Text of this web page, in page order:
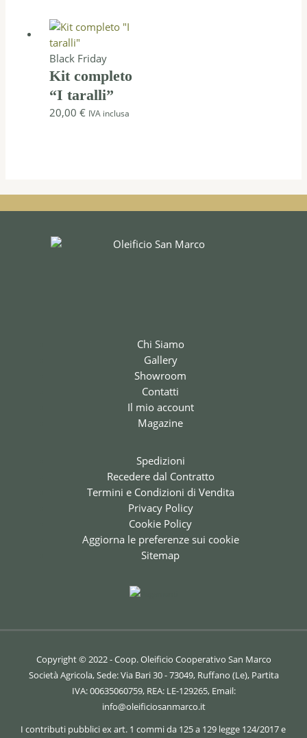
Black Friday
Kit completo
“I taralli”
20,00 € IVA inclusa
Chi Siamo
Gallery
Showroom
Contatti
Il mio account
Magazine
Spedizioni
Recedere dal Contratto
Termini e Condizioni di Vendita
Privacy Policy
Cookie Policy
Aggiorna le preferenze sui cookie
Sitemap
Copyright © 2022 - Coop. Oleificio Cooperativo San Marco
Società Agricola, Sede: Via Bari 30 - 73049, Ruffano (Le), Partita
IVA: 00635060759, REA: LE-129265, Email:
info@oleificiosanmarco.it
I contributi pubblici ex art. 1 commi da 125 a 129 legge 124/2017 e